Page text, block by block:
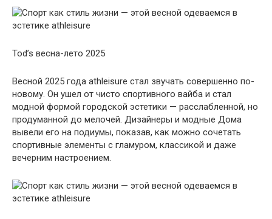
Tod’s весна-лето 2025
Весной 2025 года athleisure стал звучать совершенно по-
новому. Он ушел от чисто спортивного вайба и стал
модной формой городской эстетики — расслабленной, но
продуманной до мелочей. Дизайнеры и модные Дома
вывели его на подиумы, показав, как можно сочетать
спортивные элементы с гламуром, классикой и даже
вечерним настроением.